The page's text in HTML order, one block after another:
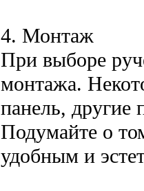
4. Монтаж
При выборе
монтажа.
панель, другие
Подумайте о
удобным и